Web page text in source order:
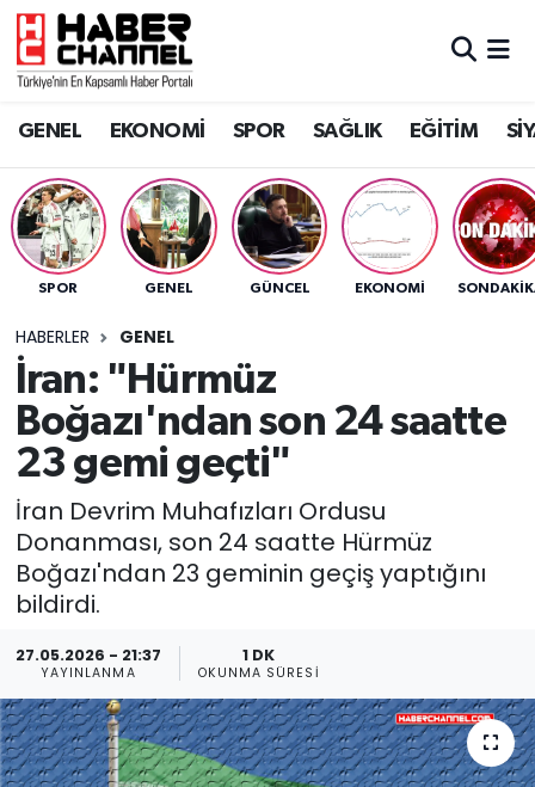
GENEL EKONOMİ SPOR SAĞLIK EĞİTİM
SPOR GENEL GÜNCEL EKONOMİ
HABERLER GENEL
İran: "Hürmüz
Boğazı'ndan son 24 saatte
23 gemi geçti"
İran Devrim Muhafızları Ordusu
Donanması, son 24 saatte Hürmüz
Boğazı'ndan 23 geminin geçiş yaptığını
bildirdi.
27.05.2026 - 21:37
YAYINLANMA
1 DK
OKUNMA SÜRESI
GENEL
SPOR
SAĞLIK
EĞİTİM
SİYASET
MAGAZİN
Nöbetçi Eczaneler
Trafik Durumu
Süper Lig Puan Durumu ve Fikstür
Tüm Manşetler
Son Dakika Haberleri
Haber Arşivi